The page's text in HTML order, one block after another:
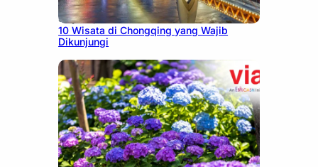
July 30, 2026
10 Wisata di Chongqing yang Wajib
Dikunjungi